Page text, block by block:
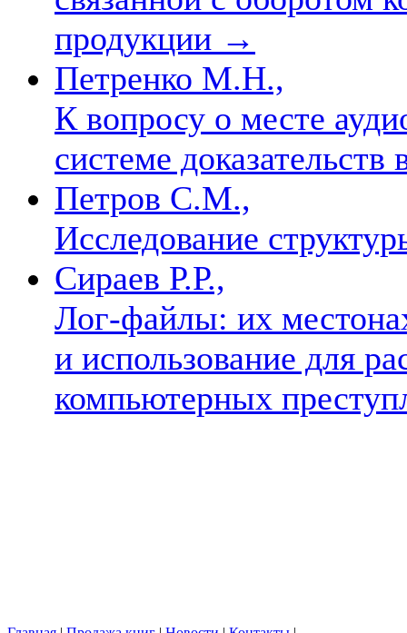
продукции →
Петренко М.Н.,
К вопросу о месте
системе
Петров С.М.,
Исследование
Сираев Р.Р.,
Лог-файлы: их
и использование для
компьютерных